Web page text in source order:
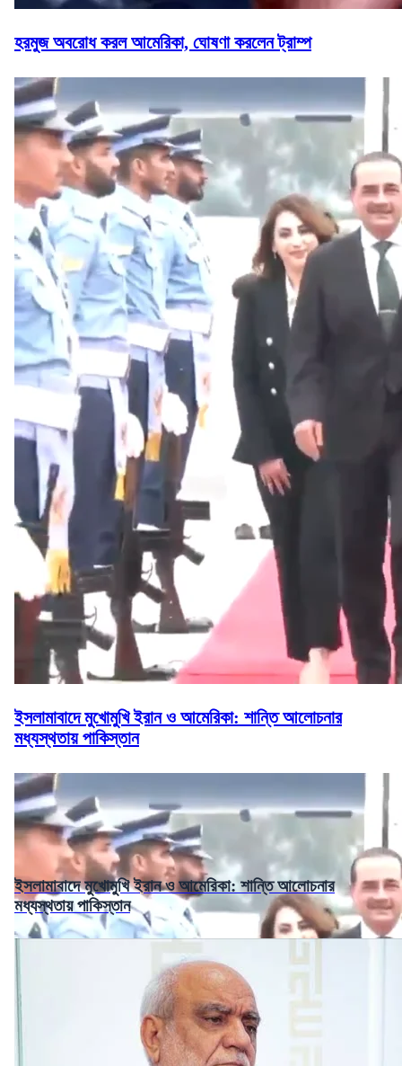
হরমুজ অবরোধ করল আমেরিকা, ঘোষণা করলেন ট্রাম্প
ইসলামাবাদে মুখোমুখি ইরান ও আমেরিকা: শান্তি আলোচনার
মধ্যস্থতায় পাকিস্তান
ইসলামাবাদে মুখোমুখি ইরান ও আমেরিকা: শান্তি আলোচনার
মধ্যস্থতায় পাকিস্তান